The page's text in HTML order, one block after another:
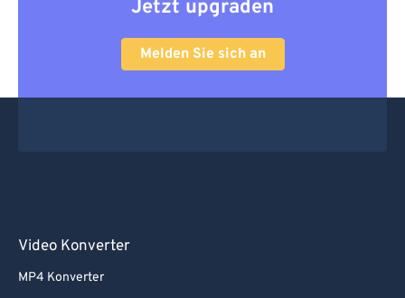
Jetzt upgraden
Melden Sie sich an
Video Konverter
MP4 Konverter